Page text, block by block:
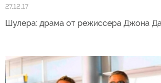
27.12.17
Шулера: драма от режиссера Джона